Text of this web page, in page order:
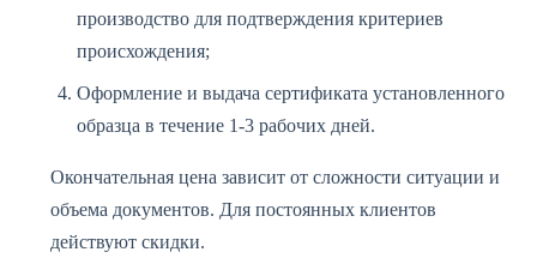
производство для подтверждения критериев
происхождения;
Оформление и выдача сертификата установленного
образца в течение 1-3 рабочих дней.
Окончательная цена зависит от сложности ситуации и
объема документов. Для постоянных клиентов
действуют скидки.